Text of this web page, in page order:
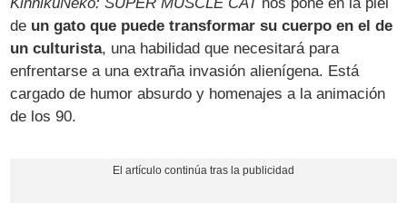
de un gato que puede transformar su cuerpo en el de
un culturista, una habilidad que necesitará para
enfrentarse a una extraña invasión alienígena. Está
cargado de humor absurdo y homenajes a la animación
de los 90.